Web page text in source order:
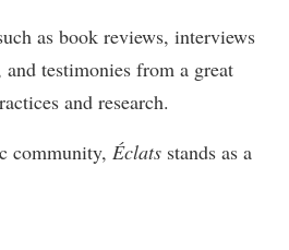
as book reviews, interviews
testimonies from a great
and research.
community, Éclats stands as a